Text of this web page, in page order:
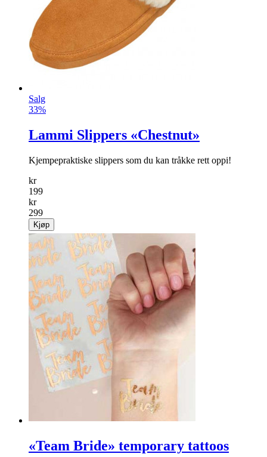
Salg
33%
Lammi Slippers «Chestnut»
Kjempepraktiske slippers som du kan tråkke rett oppi!
kr
199
kr
299
Kjøp
«Team Bride» temporary tattoos